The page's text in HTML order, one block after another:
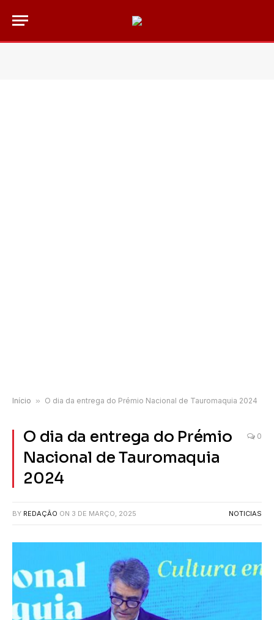
Início » O dia da entrega do Prémio Nacional de Tauromaquia 2024
O dia da entrega do Prémio
Nacional de Tauromaquia
2024
0
BY REDAÇÃO ON 3 DE MARÇO, 2025 NOTICIAS